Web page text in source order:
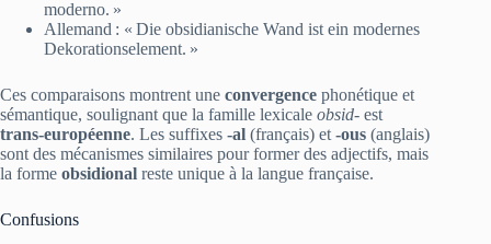
moderno. »
Allemand : « Die obsidianische Wand ist ein modernes
Dekorationselement. »
Ces comparaisons montrent une convergence phonétique et
sémantique, soulignant que la famille lexicale obsid‑ est
trans‑européenne. Les suffixes ‑al (français) et ‑ous (anglais)
sont des mécanismes similaires pour former des adjectifs, mais
la forme obsidional reste unique à la langue française.
Confusions